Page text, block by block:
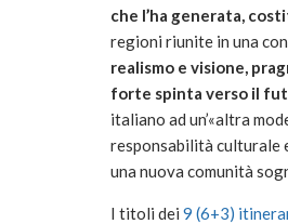
che l’ha generata,
regioni riunite in una
realismo e visione,
forte spinta verso il
italiano ad un’«altra
responsabilità culturale
una nuova comunità
I titoli dei 9 (6+3)